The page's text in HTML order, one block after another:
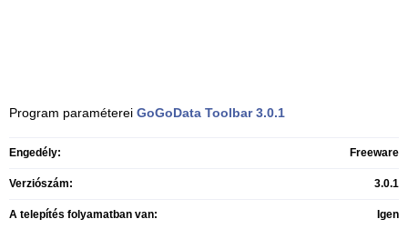
Program paraméterei GoGoData Toolbar 3.0.1
Engedély: Freeware
Verziószám: 3.0.1
A telepítés folyamatban van: Igen